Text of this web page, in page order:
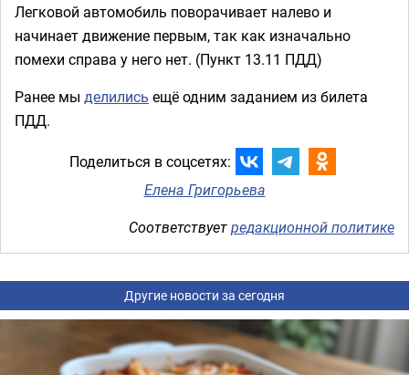
Легковой автомобиль поворачивает налево и
начинает движение первым, так как изначально
помехи справа у него нет. (Пункт 13.11 ПДД)
Ранее мы делились ещё одним заданием из билета
ПДД.
Поделиться в соцсетях:
Елена Григорьева
Соответствуетредакционной политике
Другие новости за сегодня